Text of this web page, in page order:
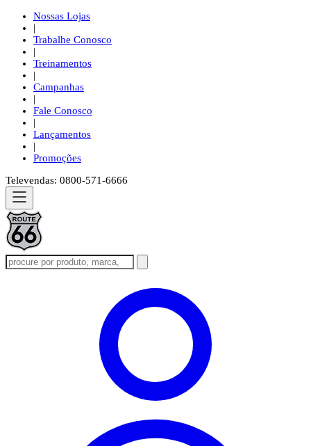
Nossas Lojas
|
Trabalhe Conosco
|
Treinamentos
|
Campanhas
|
Fale Conosco
|
Lançamentos
|
Promoções
Televendas: 0800-571-6666